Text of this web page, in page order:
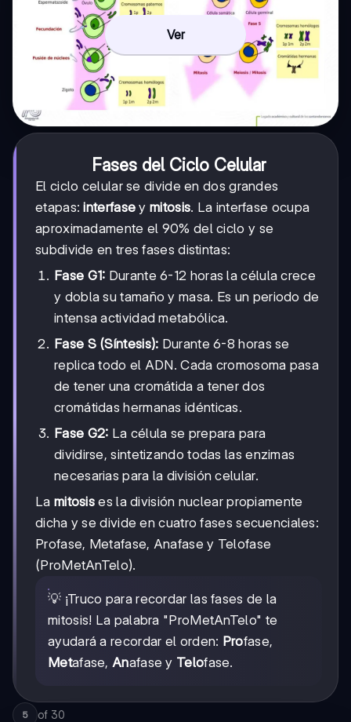
Ver
Fases del Ciclo Celular
El ciclo celular se divide en dos grandes
etapas:interfase ymitosis. La interfase ocupa
aproximadamente el 90% del ciclo y se
subdivide en tres fases distintas:
Fase G1: Durante 6-12 horas la célula crece
y dobla su tamaño y masa. Es un periodo de
intensa actividad metabólica.
Fase S (Síntesis): Durante 6-8 horas se
replica todo el ADN. Cada cromosoma pasa
de tener una cromátida a tener dos
cromátidas hermanas idénticas.
Fase G2: La célula se prepara para
dividirse, sintetizando todas las enzimas
necesarias para la división celular.
La mitosis es la división nuclear propiamente
dicha y se divide en cuatro fases secuenciales:
Profase, Metafase, Anafase y Telofase
(ProMetAnTelo).
💡 ¡Truco para recordar las fases de la
mitosis! La palabra "ProMetAnTelo" te
ayudará a recordar el orden: Profase,
Metafase, Anafase y Telofase.
5 of 30